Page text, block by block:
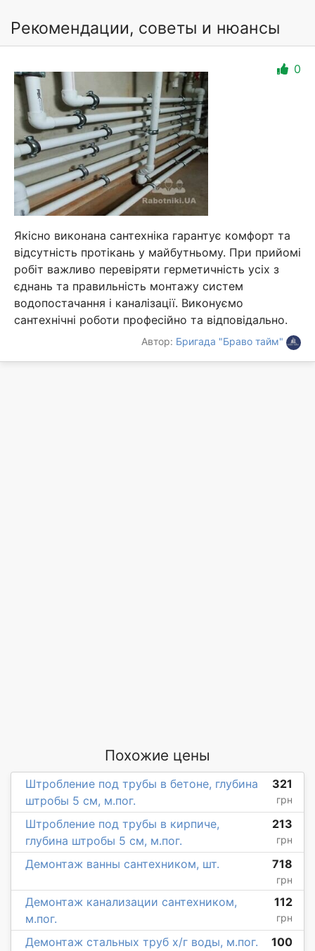
Рекомендации, советы и нюансы
0
Якісно виконана сантехніка гарантує комфорт та
відсутність протікань у майбутньому. При прийомі
робіт важливо перевіряти герметичність усіх з
єднань та правильність монтажу систем
водопостачання і каналізації. Виконуємо
сантехнічні роботи професійно та відповідально.
Автор: Бригада "Браво тайм"
Похожие цены
Штробление под трубы в бетоне, глубина
штробы 5 см, м.пог.
321
грн
Штробление под трубы в кирпиче,
глубина штробы 5 см, м.пог.
213
грн
Демонтаж ванны сантехником, шт. 718
грн
Демонтаж канализации сантехником,
м.пог.
112
грн
Демонтаж стальных труб х/г воды, м.пог. 100